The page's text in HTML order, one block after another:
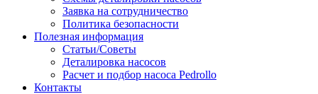
Заявка на сотрудничество
Политика безопасности
Полезная информация
Статьи/Советы
Деталировка насосов
Расчет и подбор насоса Pedrollo
Контакты